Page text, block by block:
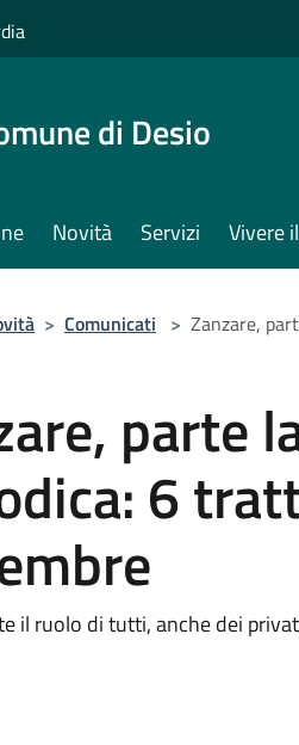
di Desio
Novità Servizi Vivere
> Comunicati > Zanzare,
parte
6
il ruolo di tutti, anche dei